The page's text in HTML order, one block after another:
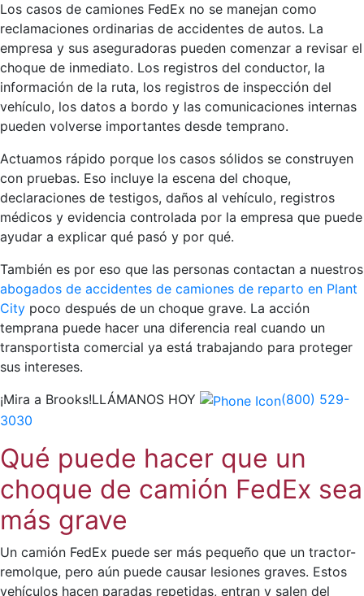
Los casos de camiones FedEx no se manejan como
reclamaciones ordinarias de accidentes de autos. La
empresa y sus aseguradoras pueden comenzar a revisar el
choque de inmediato. Los registros del conductor, la
información de la ruta, los registros de inspección del
vehículo, los datos a bordo y las comunicaciones internas
pueden volverse importantes desde temprano.
Actuamos rápido porque los casos sólidos se construyen
con pruebas. Eso incluye la escena del choque,
declaraciones de testigos, daños al vehículo, registros
médicos y evidencia controlada por la empresa que puede
ayudar a explicar qué pasó y por qué.
También es por eso que las personas contactan a nuestros
abogados de accidentes de camiones de reparto en Plant
City poco después de un choque grave. La acción
temprana puede hacer una diferencia real cuando un
transportista comercial ya está trabajando para proteger
sus intereses.
¡Mira a Brooks!LLÁMANOS HOY
(800) 529-
3030
Qué puede hacer que un
choque de camión FedEx sea
más grave
Un camión FedEx puede ser más pequeño que un tractor-
remolque, pero aún puede causar lesiones graves. Estos
vehículos hacen paradas repetidas, entran y salen del